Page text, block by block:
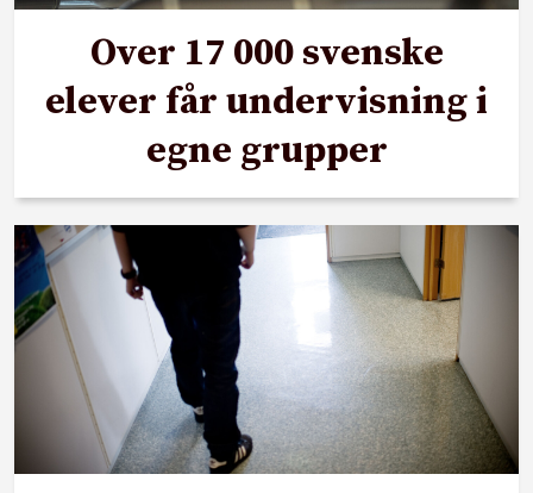
Over 17 000 svenske
elever får undervisning i
egne grupper